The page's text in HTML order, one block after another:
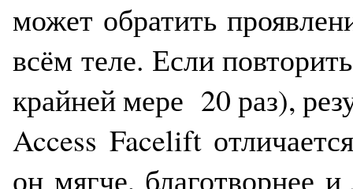
может обратить
всём теле. Если
крайней мере 20 раз),
Access Facelift
он мягче, благотворнее